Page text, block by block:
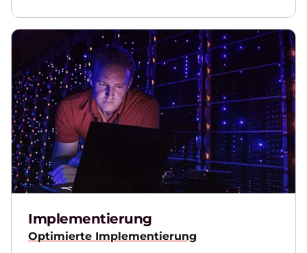
Implementierung
Optimierte Implementierung